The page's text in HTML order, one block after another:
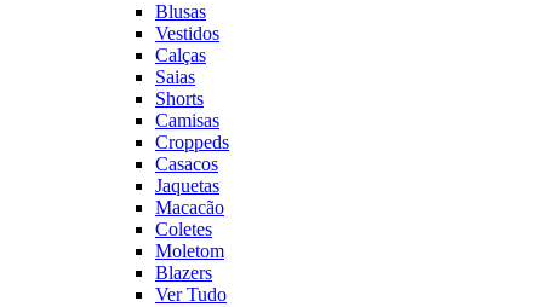
Blusas
Vestidos
Calças
Saias
Shorts
Camisas
Croppeds
Casacos
Jaquetas
Macacão
Coletes
Moletom
Blazers
Ver Tudo